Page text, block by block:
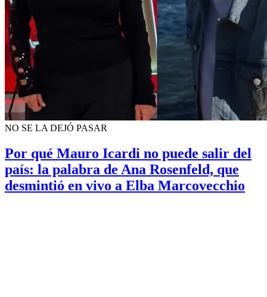
NO SE LA DEJÓ PASAR
Por qué Mauro Icardi no puede salir del
país: la palabra de Ana Rosenfeld, que
desmintió en vivo a Elba Marcovecchio